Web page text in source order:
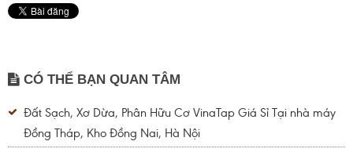
CÓ THỂ BẠN QUAN TÂM
Đất Sạch, Xơ Dừa, Phân Hữu Cơ VinaTap Giá Sỉ Tại nhà máy
Đồng Tháp, Kho Đồng Nai, Hà Nội